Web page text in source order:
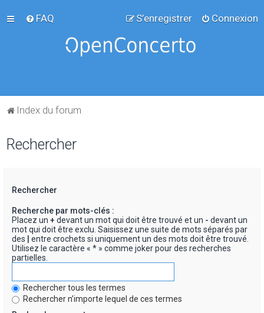
FAQ Connexion
S’enregistrer
Index du forum
Rechercher
Rechercher
Recherche par mots-clés :
Placez un + devant un mot qui doit être trouvé et un - devant un
mot qui doit être exclu. Saisissez une suite de mots séparés par
des
entre crochets si uniquement un des mots doit être trouvé.
Utilisez le caractère « * » comme joker pour des recherches
partielles.
Rechercher tous les termes
Rechercher n’importe lequel de ces termes